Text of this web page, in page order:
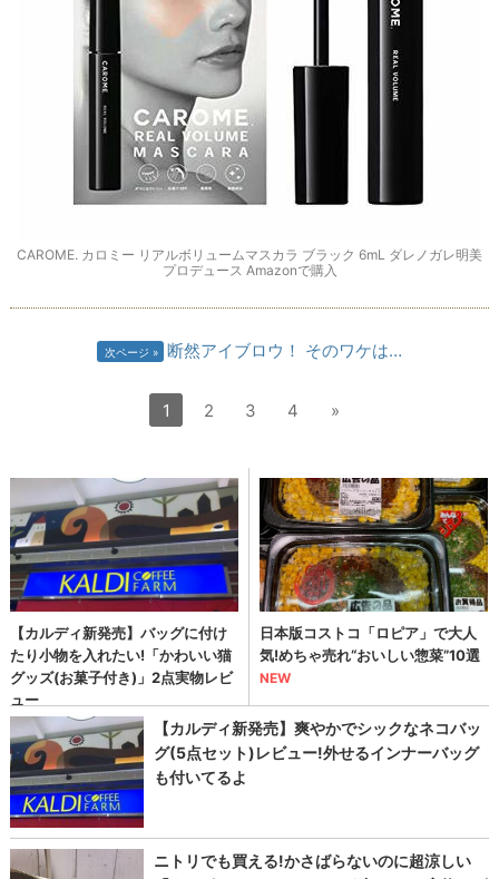
CAROME. カロミー リアルボリュームマスカラ ブラック 6mL ダレノガレ明美
プロデュース Amazonで購入
次ページ 断然アイブロウ！ そのワケは…
1 2 3 4 »